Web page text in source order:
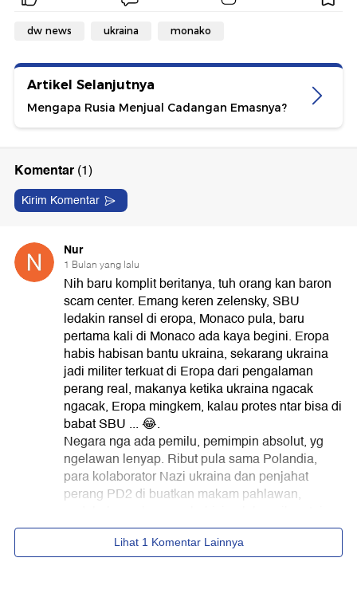
dw news ukraina monako
Artikel Selanjutnya
Mengapa Rusia Menjual Cadangan Emasnya?